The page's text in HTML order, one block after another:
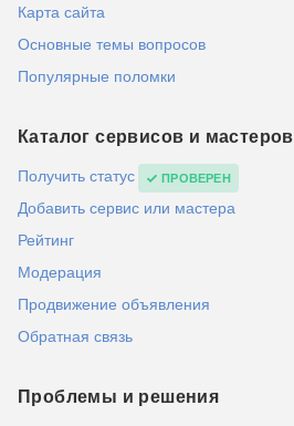
Карта сайта
Основные темы вопросов
Популярные поломки
Каталог сервисов и мастеров
Получить статус ПРОВЕРЕН
Добавить сервис или мастера
Рейтинг
Модерация
Продвижение объявления
Обратная связь
Проблемы и решения